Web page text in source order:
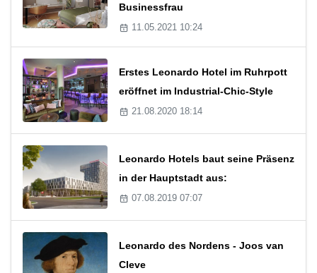
Businessfrau
11.05.2021 10:24
Erstes Leonardo Hotel im Ruhrpott
eröffnet im Industrial-Chic-Style
21.08.2020 18:14
Leonardo Hotels baut seine Präsenz
in der Hauptstadt aus:
07.08.2019 07:07
Leonardo des Nordens - Joos van
Cleve